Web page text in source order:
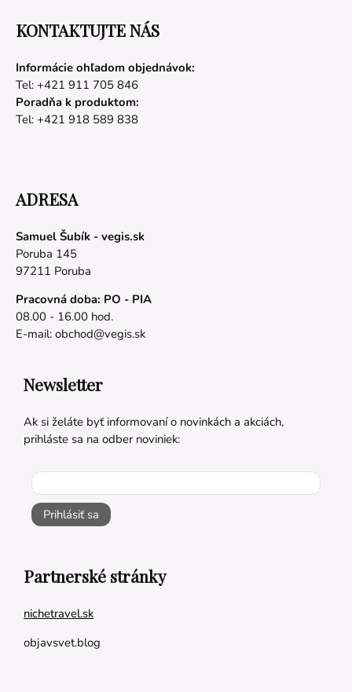
KONTAKTUJTE NÁS
Informácie ohľadom objednávok:
Tel: +421 911 705 846
Poradňa k produktom:
Tel: +421 918 589 838
ADRESA
Samuel Šubík - vegis.sk
Poruba 145
97211 Poruba
Pracovná doba: PO - PIA
08.00 - 16.00 hod.
E-mail: obchod@vegis.sk
Newsletter
Ak si želáte byť informovaní o novinkách a akciách,
prihláste sa na odber noviniek:
Prihlásiť sa
Partnerské stránky
nichetravel.sk
objavsvet.blog